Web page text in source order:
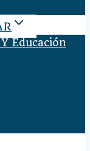
Educación